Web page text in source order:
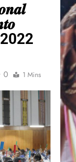
2022
0 1 Mins